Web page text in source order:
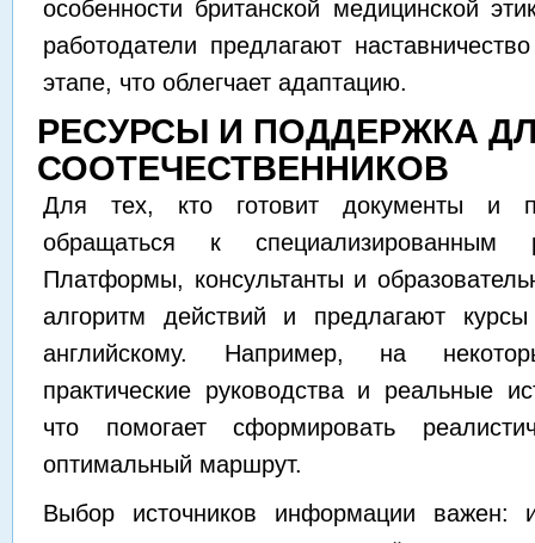
особенности британской медицинской
работодатели предлагают
этапе, что облегчает адаптацию.
РЕСУРСЫ И ПОДДЕРЖКА
СООТЕЧЕСТВЕННИКОВ
Для тех, кто готовит документы и
обращаться к
Платформы, консультанты и
алгоритм действий и предлагают
английскому. Например, на
практические руководства и реальные
что помогает сформировать
оптимальный маршрут.
Выбор источников информации важен: